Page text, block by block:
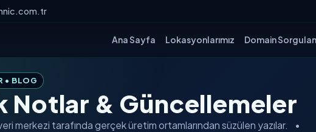
Ana Sayfa Lokasyonlarımız Domain
• BLOG
Notlar & Güncellemeler
merkezi tarafında gerçek üretim ortamlarından süzülen yazılar.
•